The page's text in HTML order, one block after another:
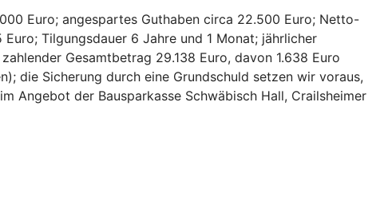
Euro; angespartes Guthaben circa 22.500 Euro; Netto-
Tilgungsdauer 6 Jahre und 1 Monat; jährlicher
Gesamtbetrag 29.138 Euro, davon 1.638 Euro
die Sicherung durch eine Grundschuld setzen wir voraus,
Angebot der Bausparkasse Schwäbisch Hall, Crailsheimer